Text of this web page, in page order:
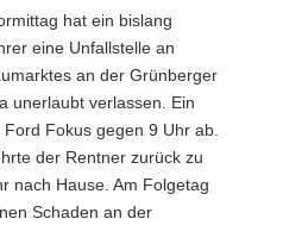
hat ein bislang
eine Unfallstelle an
an der Grünberger
unerlaubt verlassen. Ein
Fokus gegen 9 Uhr ab.
der Rentner zurück zu
nach Hause. Am Folgetag
Schaden an der